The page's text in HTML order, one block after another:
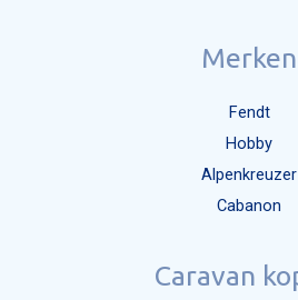
Merken
Fendt
Hobby
Alpenkreuzer
Cabanon
Caravan